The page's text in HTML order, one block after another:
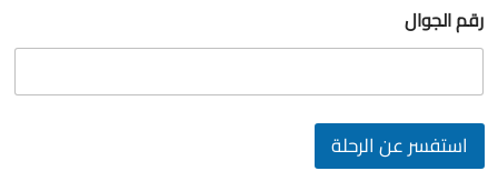
رقم الجوال
استفسر عن الرحلة